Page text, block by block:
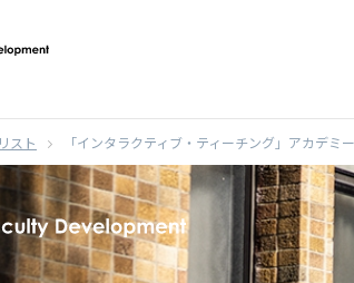
スト 「インタラクティブ・ティーチング」アカデミ